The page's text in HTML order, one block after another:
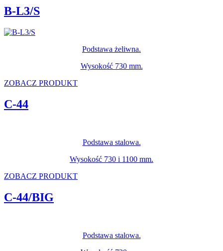
B-L3/S
Podstawa żeliwna.
Wysokość 730 mm.
ZOBACZ PRODUKT
C-44
Podstawa stalowa.
Wysokość 730 i 1100 mm.
ZOBACZ PRODUKT
C-44/BIG
Podstawa stalowa.